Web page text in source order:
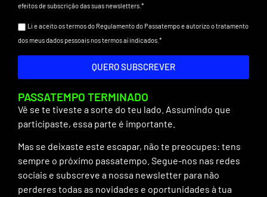
efeitos de subscrição das suas newsletters.*
Li e aceito os termos do Regulamento do Passatempo e autorizo o tratamento
dos meus dados pessoais nos termos aí indicados.*
QUERO SUBSCREVER
PASSATEMPO TERMINADO
Vê se te tiveste a sorte do teu lado. Assumindo que
participaste, essa parte é importante.
Mas se deixaste este escapar, não te preocupes: tens
sempre o próximo passatempo. Segue-nos nas redes
sociais e subscreve a nossa newsletter para não
perderes todas as novidades e oportunidades à tua